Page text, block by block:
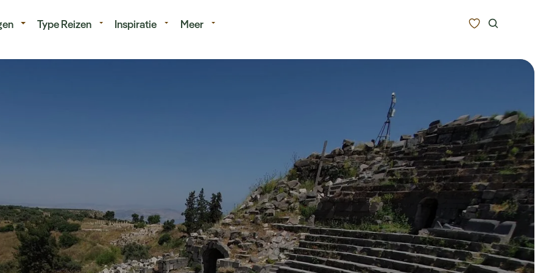
Type Reizen Inspiratie Meer
Alle bestemmingen
Type Reizen
Inspiratie
Meer